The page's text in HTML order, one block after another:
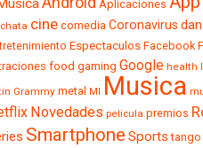
Aplicaciones
cine comedia Coronavirus
Espectaculos Facebook
food gaming Google health
Grammy metal MI Musica
Novedades pelicula premios
Smartphone Sports tango